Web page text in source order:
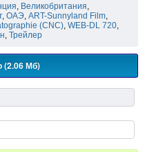
Великобритания
, ОАЭ ART-Sunnyland Film
(CNC) WEB-DL 720
Трейлер
(2.06 Мб)